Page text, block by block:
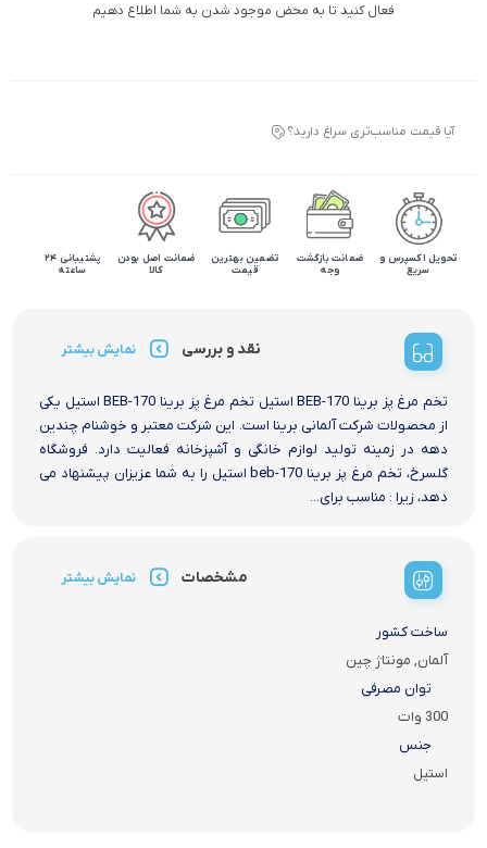
فعال کنید تا به محض موجود شدن به شما اطلاع دهیم
آیا قیمت مناسب‌تری سراغ دارید؟
تحویل اکسپرس و
سریع
ضمانت بازگشت
وجه
تضمین بهترین
قیمت
ضمانت اصل بودن
کالا
پشتیبانی 24
ساعته
نقد و بررسی نمایش بیشتر
تخم مرغ پز برینا BEB-170 استیل تخم مرغ پز برینا BEB-170 استیل یکی
از محصولات شرکت آلمانی برینا است. این شرکت معتبر و خوشنام چندین
دهه در زمینه تولید لوازم خانگی و آشپزخانه فعالیت دارد. فروشگاه
گلسرخ، تخم مرغ پز برینا beb-170 استیل را به شما عزیزان پیشنهاد می
دهد، زیرا : مناسب برای...
مشخصات نمایش بیشتر
ساخت کشور
آلمان, مونتاژ چین
توان مصرفی
300 وات
جنس
استیل